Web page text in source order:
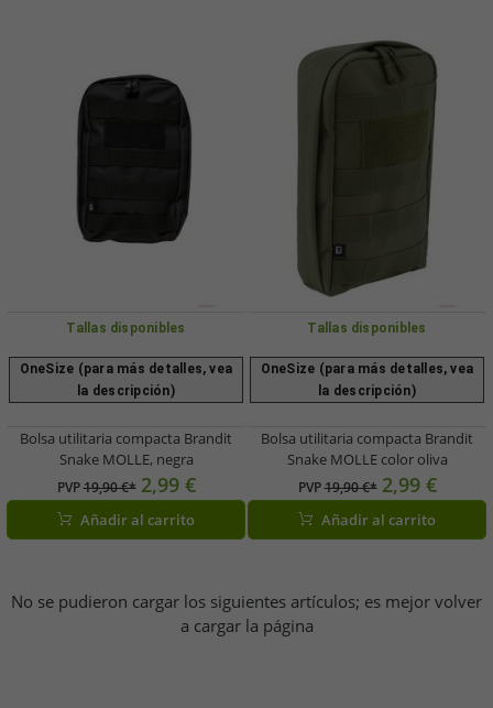
Tallas disponibles
OneSize (para más detalles, vea
la descripción)
Bolsa utilitaria compacta Brandit
Snake MOLLE, negra
PVP19,90 €* 2,99 €
Añadir al carrito
Tallas disponibles
OneSize (para más detalles, vea
la descripción)
Bolsa utilitaria compacta Brandit
Snake MOLLE color oliva
PVP19,90 €* 2,99 €
Añadir al carrito
No se pudieron cargar los siguientes artículos; es mejor volver
a cargar la página